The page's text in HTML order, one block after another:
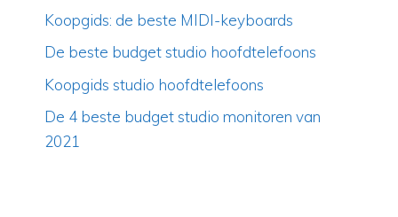
Koopgids: de beste MIDI-keyboards
De beste budget studio hoofdtelefoons
Koopgids studio hoofdtelefoons
De 4 beste budget studio monitoren van
2021